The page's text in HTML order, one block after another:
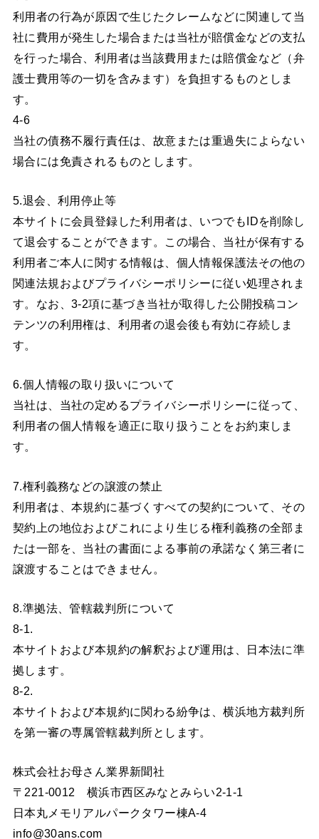
利用者の行為が原因で生じたクレームなどに関連して当
社に費用が発生した場合または当社が賠償金などの支払
を行った場合、利用者は当該費用または賠償金など（弁
護士費用等の一切を含みます）を負担するものとしま
す。
4-6
当社の債務不履行責任は、故意または重過失によらない
場合には免責されるものとします。
5.退会、利用停止等
本サイトに会員登録した利用者は、いつでもIDを削除し
て退会することができます。この場合、当社が保有する
利用者ご本人に関する情報は、個人情報保護法その他の
関連法規およびプライバシーポリシーに従い処理されま
す。なお、3-2項に基づき当社が取得した公開投稿コン
テンツの利用権は、利用者の退会後も有効に存続しま
す。
6.個人情報の取り扱いについて
当社は、当社の定めるプライバシーポリシーに従って、
利用者の個人情報を適正に取り扱うことをお約束しま
す。
7.権利義務などの譲渡の禁止
利用者は、本規約に基づくすべての契約について、その
契約上の地位およびこれにより生じる権利義務の全部ま
たは一部を、当社の書面による事前の承諾なく第三者に
譲渡することはできません。
8.準拠法、管轄裁判所について
8-1.
本サイトおよび本規約の解釈および運用は、日本法に準
拠します。
8-2.
本サイトおよび本規約に関わる紛争は、横浜地方裁判所
を第一審の専属管轄裁判所とします。
株式会社お母さん業界新聞社
〒221-0012 横浜市西区みなとみらい2-1-1
日本丸メモリアルパークタワー棟A-4
info@30ans.com